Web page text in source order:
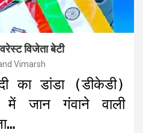
विजेता बेटी
Vimarsh
का डांडा (डीकेडी)
में जान गंवाने वाली